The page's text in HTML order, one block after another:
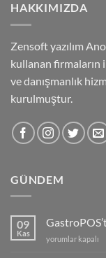
HAKKIMIZDA
Zensoft yazılım
kullanan firmaların
ve danışmanlık
kurulmuştur.
GÜNDEM
09
Kas
GastroPOS’ta
yorumlar kapalı